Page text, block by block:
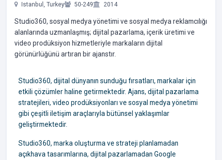
Istanbul, Turkey 50-249 2014
Studio360, sosyal medya yönetimi ve sosyal medya reklamcılığı
alanlarında uzmanlaşmış; dijital pazarlama, içerik üretimi ve
video prodüksiyon hizmetleriyle markaların dijital
görünürlüğünü artıran bir ajanstır.
​​​​​​​Studio360, dijital dünyanın sunduğu fırsatları, markalar için
etkili çözümler haline getirmektedir. Ajans, dijital pazarlama
stratejileri, video prodüksiyonları ve sosyal medya yönetimi
gibi çeşitli iletişim araçlarıyla bütünsel yaklaşımlar
geliştirmektedir.
Studio360, marka oluşturma ve strateji planlamadan
açıkhava tasarımlarına, dijital pazarlamadan Google